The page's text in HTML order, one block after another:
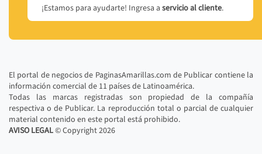
¡Estamos para ayudarte! Ingresa a servicio al cliente.
El portal de negocios de PaginasAmarillas.com de Publicar contiene la
información comercial de 11 países de Latinoamérica.
Todas las marcas registradas son propiedad de la compañía
respectiva o de Publicar. La reproducción total o parcial de cualquier
material contenido en este portal está prohibido.
AVISO LEGAL© Copyright2026